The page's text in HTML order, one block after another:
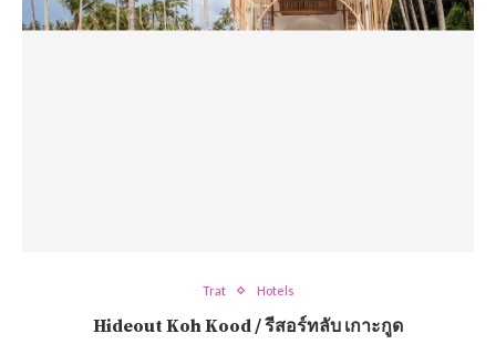
Trat Hotels
Hideout Koh Kood / รีสอร์ทลับ เกาะกูด